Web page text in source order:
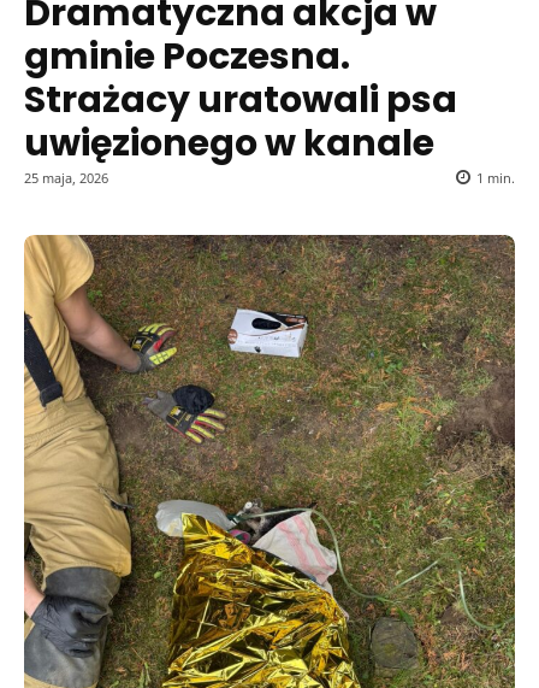
Dramatyczna akcja w
gminie Poczesna.
Strażacy uratowali psa
uwięzionego w kanale
25 maja, 2026 1 min.